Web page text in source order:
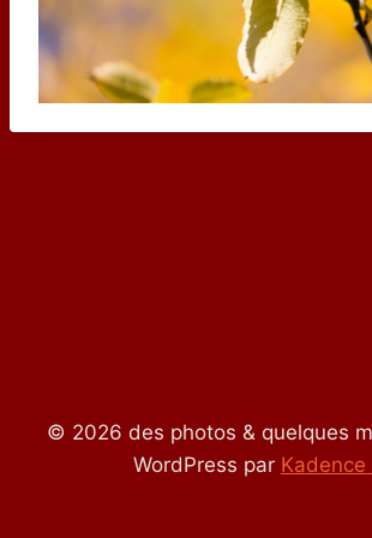
© 2026 des photos & quelques
WordPress par Kadence